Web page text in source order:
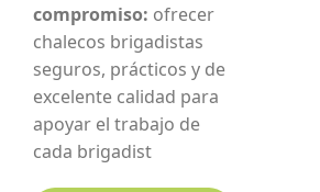
compromiso: ofrecer
chalecos brigadistas
seguros, prácticos y de
excelente calidad para
apoyar el trabajo de
cada brigadist